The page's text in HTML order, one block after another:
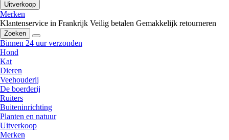
Uitverkoop
Merken
Klantenservice in Frankrijk Veilig betalen Gemakkelijk retourneren
Zoeken
Binnen 24 uur verzonden
Hond
Kat
Dieren
Veehouderij
De boerderij
Ruiters
Buiteninrichting
Planten en natuur
Uitverkoop
Merken